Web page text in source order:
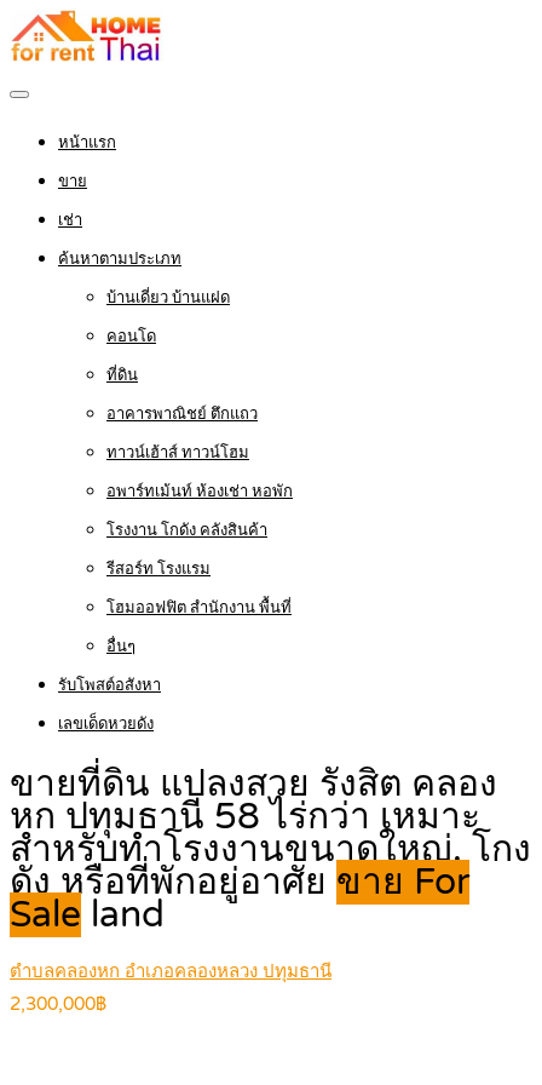
หน้าแรก
ขาย
เช่า
ค้นหาตามประเภท
บ้านเดี่ยว บ้านแฝด
คอนโด
ที่ดิน
อาคารพาณิชย์ ตึกแถว
ทาวน์เฮ้าส์ ทาวน์โฮม
อพาร์ทเม้นท์ ห้องเช่า หอพัก
โรงงาน โกดัง คลังสินค้า
รีสอร์ท โรงแรม
โฮมออฟฟิต สำนักงาน พื้นที่
อื่นๆ
รับโพสต์อสังหา
เลขเด็ดหวยดัง
ขายที่ดิน แปลงสวย รังสิต คลอง
หก ปทุมธานี 58 ไร่กว่า เหมาะ
สำหรับทำโรงงานขนาดใหญ่, โกง
ดัง หรือที่พักอยู่อาศัย ขาย For
Sale land
ตำบลคลองหก อำเภอคลองหลวง ปทุมธานี
2,300,000฿